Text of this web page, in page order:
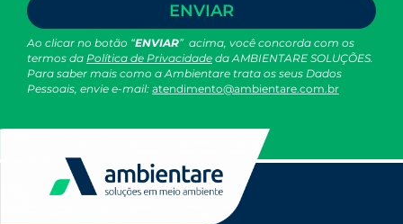
ENVIAR
Ao clicar no botão “ENVIAR” acima, você concorda com os
termos da Política de Privacidade da AMBIENTARE SOLUÇÕES.
Para saber mais como a Ambientare trata os seus Dados
Pessoais, envie e-mail: atendimento@ambientare.com.br